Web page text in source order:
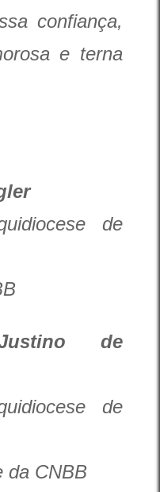
confiança,
e terna
de
de
de
da CNBB